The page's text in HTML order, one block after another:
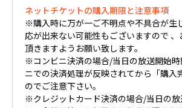
ネットチケットの購入期限と注意事項
※購入時に万が一ご不明点や不具合が生
応が出来ない可能性もございますので 、
頂きますようお願い致します。
※コンビニ決済の場合/当日の放送開始
ニでの決済処理が反映されてから「購入
のでご注意下さい。
※クレジットカード決済の場合/当日の